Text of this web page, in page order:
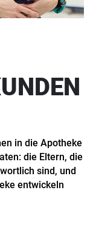
in die Apotheke
die Eltern, die
sind, und
entwickeln